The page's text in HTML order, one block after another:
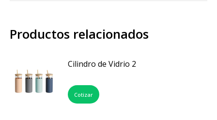
Productos relacionados
Cilindro de Vidrio 2
Cotizar